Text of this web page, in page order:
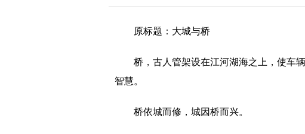
原标题：大城与桥
桥，古人管架设在江河湖海之上，使车
智慧。
桥依城而修，城因桥而兴。